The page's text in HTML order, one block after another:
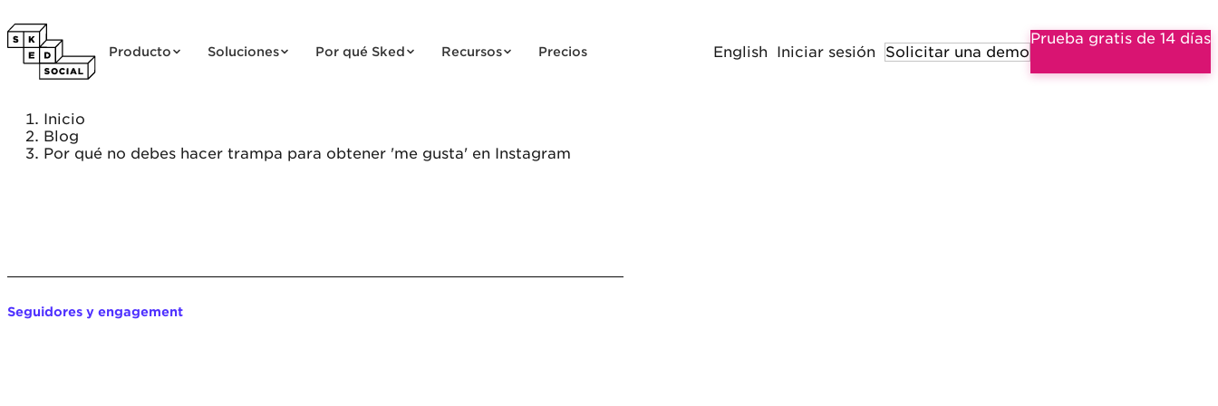
Producto Soluciones Por qué Sked Recursos Precios English Iniciar sesión Solicitar una demo
Prueba gratis de 14 días
Inicio
Blog
Por qué no debes hacer trampa para obtener 'me gusta' en Instagram
Seguidores y engagement